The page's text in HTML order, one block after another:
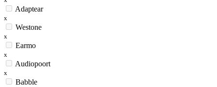
Adaptear
x
Westone
x
Earmo
x
Audiopoort
x
Babble